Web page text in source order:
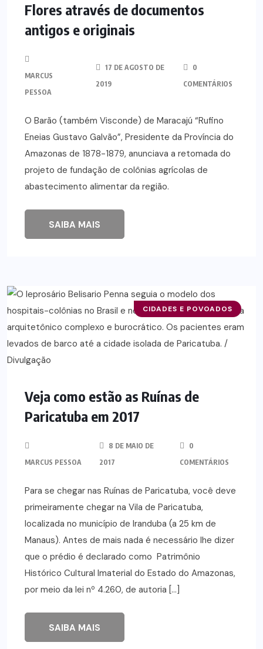
Flores através de documentos
antigos e originais
MARCUS
PESSOA
17 DE AGOSTO DE
2019
0
COMENTÁRIOS
O Barão (também Visconde) de Maracajú “Rufino
Eneias Gustavo Galvão”, Presidente da Província do
Amazonas de 1878-1879, anunciava a retomada do
projeto de fundação de colônias agrícolas de
abastecimento alimentar da região.
SAIBA MAIS
CIDADES E POVOADOS
Veja como estão as Ruínas de
Paricatuba em 2017
MARCUS PESSOA
8 DE MAIO DE
2017
0
COMENTÁRIOS
Para se chegar nas Ruínas de Paricatuba, você deve
primeiramente chegar na Vila de Paricatuba,
localizada no município de Iranduba (a 25 km de
Manaus). Antes de mais nada é necessário lhe dizer
que o prédio é declarado como Patrimônio
Histórico Cultural Imaterial do Estado do Amazonas,
por meio da lei nº 4.260, de autoria […]
SAIBA MAIS